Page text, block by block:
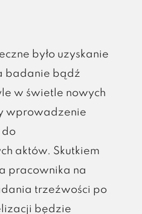
było uzyskanie
badanie bądź
w świetle nowych
wprowadzenie
do
aktów. Skutkiem
pracownika na
trzeźwości po
będzie